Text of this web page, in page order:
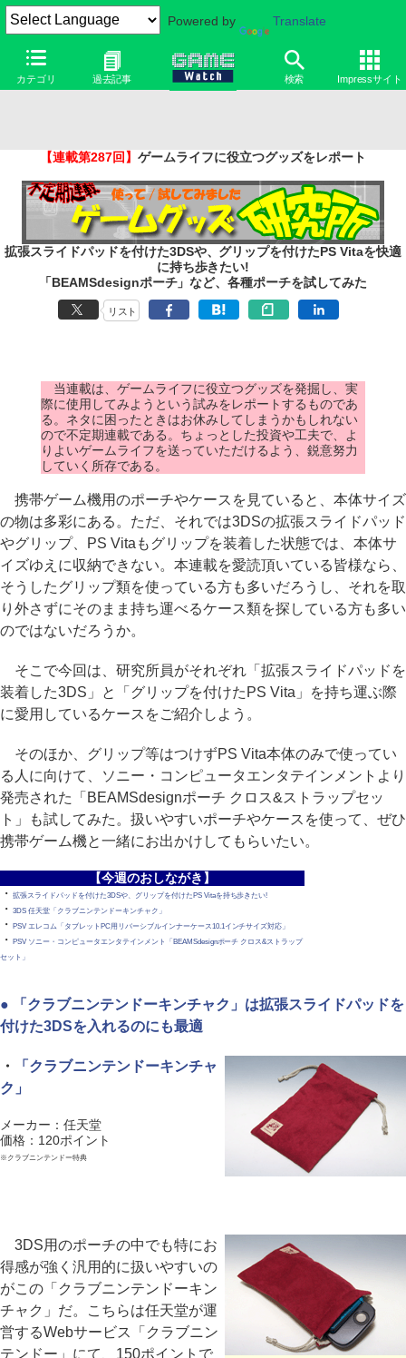
Powered by Translate
カテゴリ 過去記事 検索 Impressサイト
【連載第287回】ゲームライフに役立つグッズをレポート
拡張スライドパッドを付けた3DSや、グリップを付けたPS Vitaを快適
に持ち歩きたい!
「BEAMSdesignポーチ」など、各種ポーチを試してみた
リスト
当連載は、ゲームライフに役立つグッズを発掘し、実
際に使用してみようという試みをレポートするものであ
る。ネタに困ったときはお休みしてしまうかもしれない
ので不定期連載である。ちょっとした投資や工夫で、よ
りよいゲームライフを送っていただけるよう、鋭意努力
していく所存である。
携帯ゲーム機用のポーチやケースを見ていると、本体サイズ
の物は多彩にある。ただ、それでは3DSの拡張スライドパッド
やグリップ、PS Vitaもグリップを装着した状態では、本体サ
イズゆえに収納できない。本連載を愛読頂いている皆様なら、
そうしたグリップ類を使っている方も多いだろうし、それを取
り外さずにそのまま持ち運べるケース類を探している方も多い
のではないだろうか。
そこで今回は、研究所員がそれぞれ「拡張スライドパッドを
装着した3DS」と「グリップを付けたPS Vita」を持ち運ぶ際
に愛用しているケースをご紹介しよう。
そのほか、グリップ等はつけずPS Vita本体のみで使ってい
る人に向けて、ソニー・コンピュータエンタテインメントより
発売された「BEAMSdesignポーチ クロス&ストラップセッ
ト」も試してみた。扱いやすいポーチやケースを使って、ぜひ
携帯ゲーム機と一緒にお出かけしてもらいたい。
【今週のおしながき】
・ 拡張スライドパッドを付けた3DSや、グリップを付けたPS Vitaを持ち歩きたい!
・ 3DS 任天堂「クラブニンテンドーキンチャク」
・ PSV エレコム「タブレットPC用リバーシブルインナーケース10.1インチサイズ対応」
・
PSV ソニー・コンピュータエンタテインメント「BEAMSdesignポーチ クロス&ストラップ
セット」
● 「クラブニンテンドーキンチャク」は拡張スライドパッドを
付けた3DSを入れるのにも最適
・
「クラブニンテンドーキンチャ
ク」
メーカー：任天堂
価格：120ポイント
※クラブニンテンドー特典
3DS用のポーチの中でも特にお
得感が強く汎用的に扱いやすいの
がこの「クラブニンテンドーキン
チャク」だ。こちらは任天堂が運
営するWebサービス「クラブニン
テンドー」にて、150ポイントで